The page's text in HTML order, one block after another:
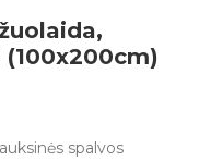
spalvos